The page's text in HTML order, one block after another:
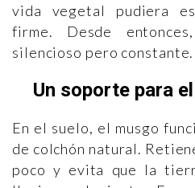
vida vegetal pudiera
firme. Desde
silencioso pero constante.
Un soporte para
En el suelo, el musgo
de colchón natural.
poco y evita que la